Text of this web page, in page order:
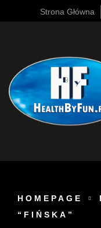
Strona Główna
HOMEPAGE
“FIŃSKA”